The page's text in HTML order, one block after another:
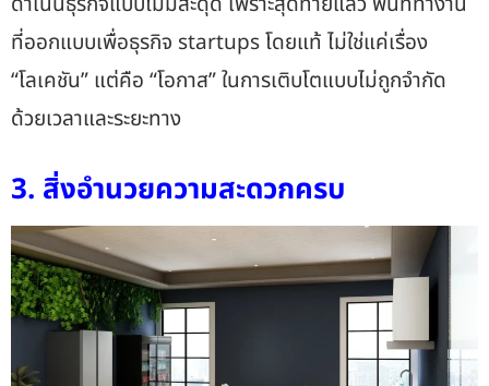
ที่ออกแบบเพื่อธุรกิจ startupsโดยแท้ ไม่ใช่แค่เรื่อง
“โลเคชัน” แต่คือ “โอกาส” ในการเติบโตแบบไม่ถูกจำกัด
ด้วยเวลาและระยะทาง
3. สิ่งอำนวยความสะดวกครบ